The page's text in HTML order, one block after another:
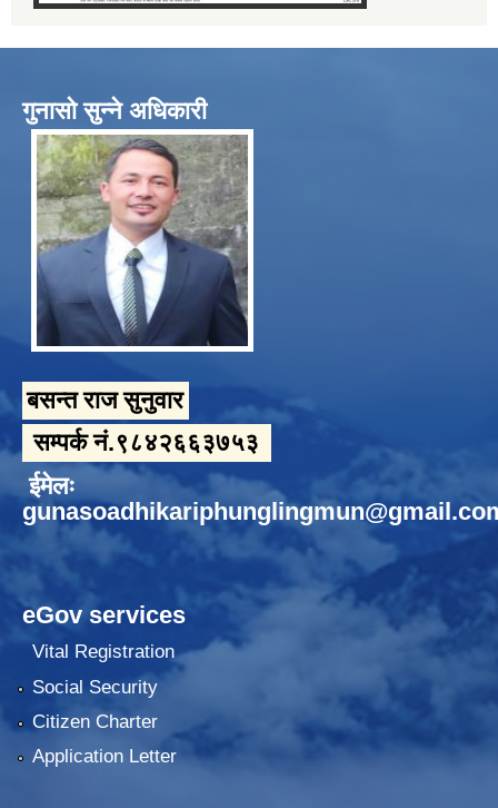
गुनासो सुन्ने अधिकारी
बसन्त राज सुनुवार
सम्पर्क नं.९८४२६६३७५३
ईमेलः
eGov services
Vital Registration
Social Security
Citizen Charter
Application Letter